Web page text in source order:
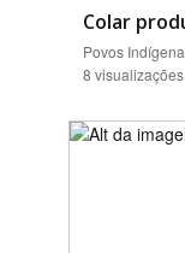
Colar
Povos
8 visualizações